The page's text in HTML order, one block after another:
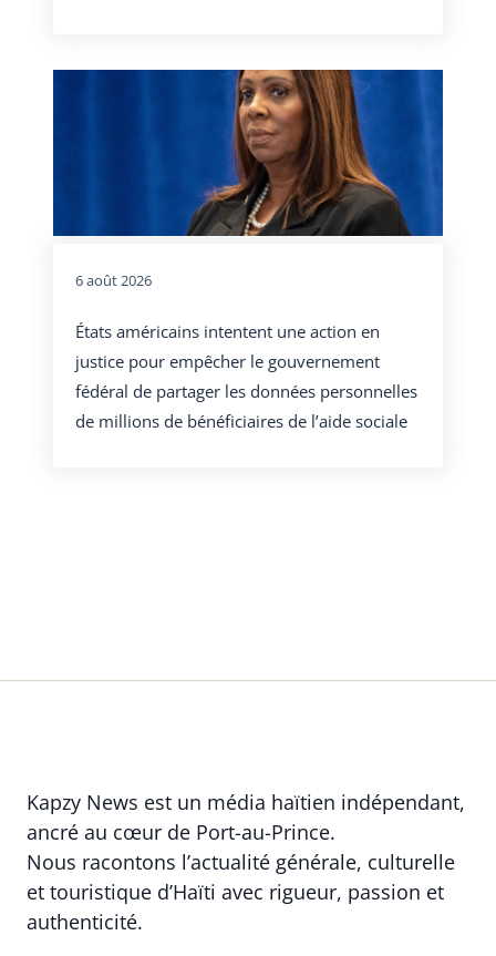
6 août 2026
États américains intentent une action en
justice pour empêcher le gouvernement
fédéral de partager les données personnelles
de millions de bénéficiaires de l’aide sociale
Kapzy News est un média haïtien indépendant,
ancré au cœur de Port-au-Prince.
Nous racontons l’actualité générale, culturelle
et touristique d’Haïti avec rigueur, passion et
authenticité.